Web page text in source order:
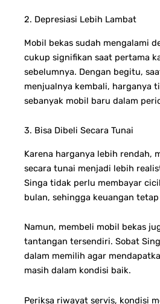
2. Depresiasi Lebih Lambat
Mobil bekas sudah mengalami
cukup signifikan saat pertama
sebelumnya. Dengan begitu,
menjualnya kembali, harganya
sebanyak mobil baru dalam
3. Bisa Dibeli Secara Tunai
Karena harganya lebih rendah,
secara tunai menjadi lebih
Singa tidak perlu membayar
bulan, sehingga keuangan
Namun, membeli mobil bekas
tantangan tersendiri. Sobat
dalam memilih agar
masih dalam kondisi baik.
Periksa riwayat servis, kondisi